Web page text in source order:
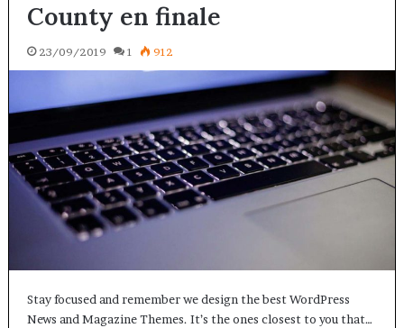
County en finale
23/09/2019 1 912
Stay focused and remember we design the best WordPress
News and Magazine Themes. It’s the ones closest to you that…